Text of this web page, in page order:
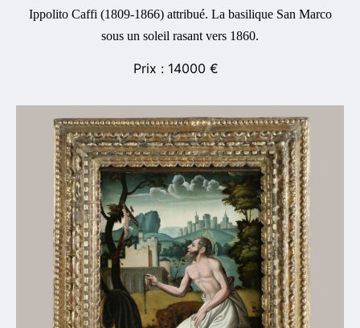
Ippolito Caffi (1809-1866) attribué. La basilique San Marco
sous un soleil rasant vers 1860.
14000 €